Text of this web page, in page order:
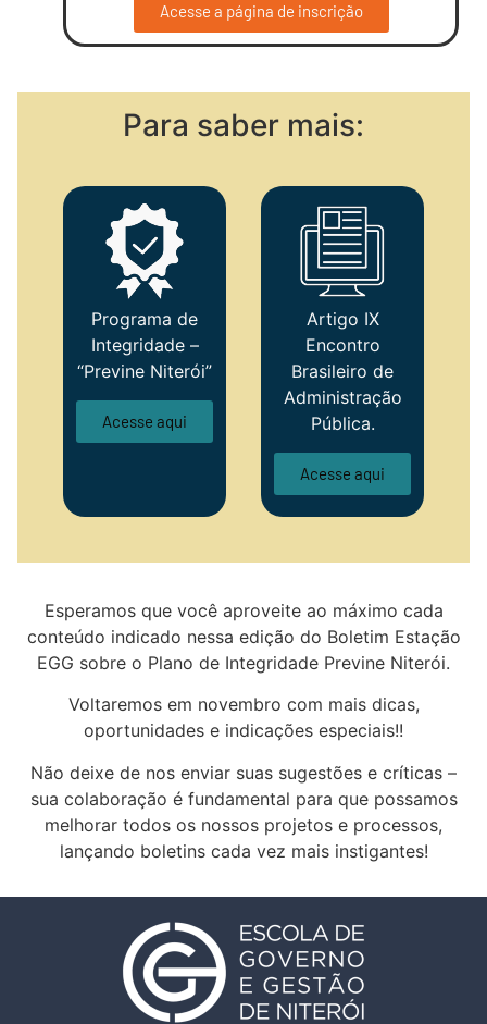
Acesse a página de inscrição
Para saber mais:
Programa de
Integridade –
“Previne Niterói”
Acesse aqui
Artigo IX
Encontro
Brasileiro de
Administração
Pública.
Acesse aqui
Esperamos que você aproveite ao máximo cada
conteúdo indicado nessa edição do Boletim Estação
EGG sobre o Plano de Integridade Previne Niterói.
Voltaremos em novembro com mais dicas,
oportunidades e indicações especiais!!
Não deixe de nos enviar suas sugestões e críticas –
sua colaboração é fundamental para que possamos
melhorar todos os nossos projetos e processos,
lançando boletins cada vez mais instigantes!